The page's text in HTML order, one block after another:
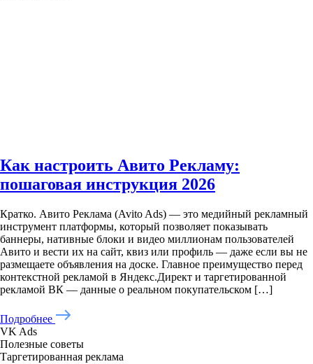
Как настроить Авито Рекламу:
пошаговая инструкция 2026
Кратко. Авито Реклама (Avito Ads) — это медийный рекламный
инструмент платформы, который позволяет показывать
баннеры, нативные блоки и видео миллионам пользователей
Авито и вести их на сайт, квиз или профиль — даже если вы не
размещаете объявления на доске. Главное преимущество перед
контекстной рекламой в Яндекс.Директ и таргетированной
рекламой ВК — данные о реальном покупательском […]
Подробнее
VK Ads
Полезные советы
Таргетированная реклама